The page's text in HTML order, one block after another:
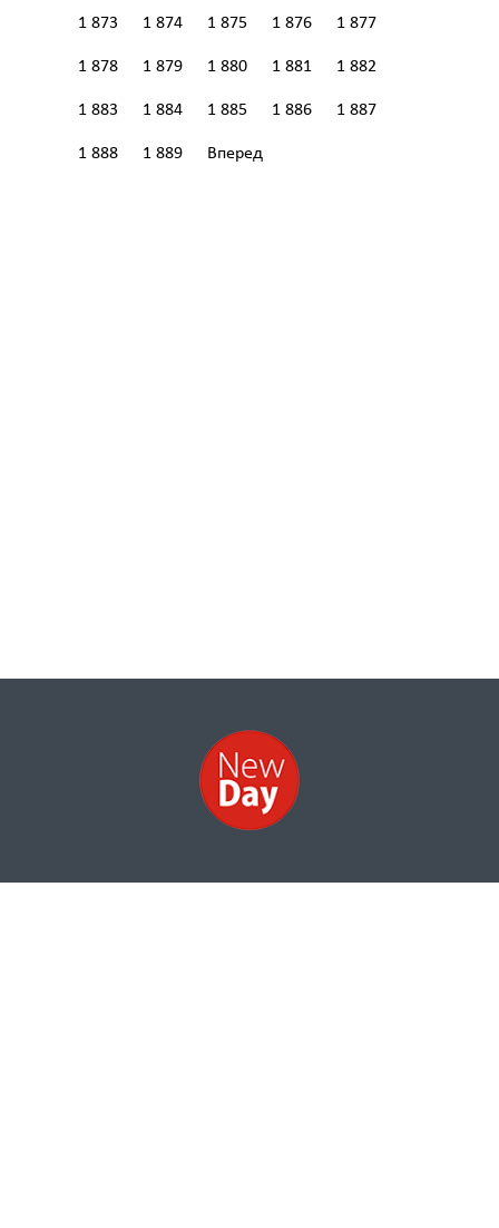
1 873 1 874 1 875 1 876 1 877
1 878 1 879 1 880 1 881 1 882
1 883 1 884 1 885 1 886 1 887
1 888 1 889 Вперед